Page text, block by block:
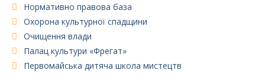
Нормативно правова база
Охорона культурної спадщини
Очищення влади
Палац культури «Фрегат»
Первомайська дитяча школа мистецтв